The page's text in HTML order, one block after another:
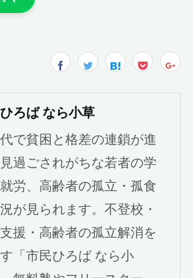
ろば なら小草
で貧困と格差の連鎖が進
過ごされがちな若者の学
労、高齢者の孤立・孤食
が見られます。不登校・
援・高齢者の孤立解消を
「市民ひろば なら小